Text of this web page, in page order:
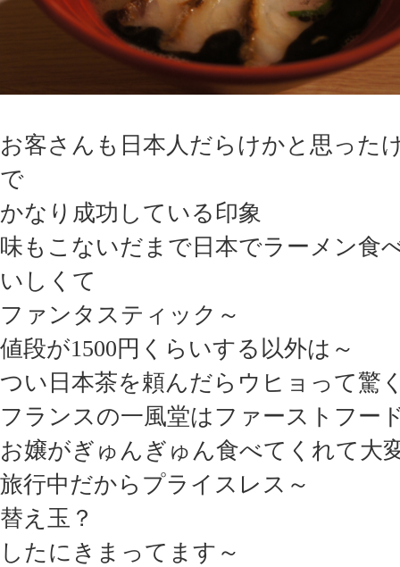
お客さんも日本人だらけかと思った
で
かなり成功している印象
味もこないだまで日本でラーメン食
いしくて
ファンタスティック～
値段が1500円くらいする以外は～
つい日本茶を頼んだらウヒョって驚
フランスの一風堂はファーストフー
お嬢がぎゅんぎゅん食べてくれて大
旅行中だからプライスレス～
替え玉？
したにきまってます～